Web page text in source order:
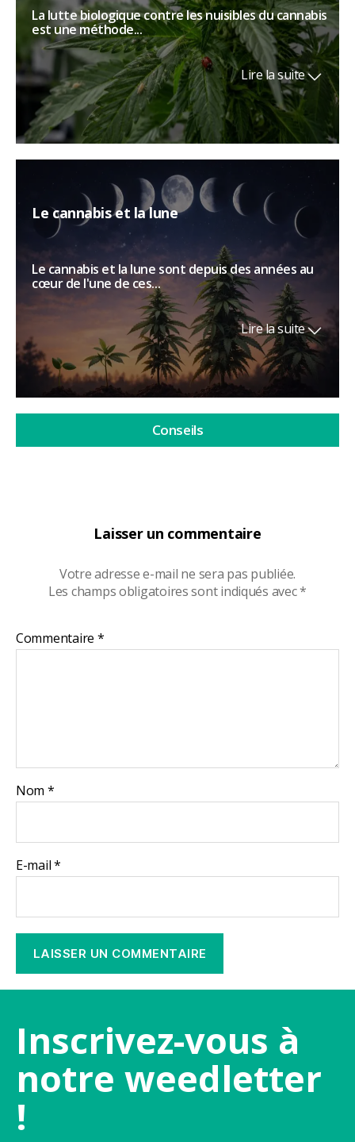
Laisser un commentaire
Votre adresse e-mail ne sera pas publiée.
Les champs obligatoires sont indiqués avec*
Commentaire *
Nom *
E-mail*
La lutte biologique contre les nuisibles du cannabis
est une méthode...
Lire la suite
Le cannabis et la lune
Le cannabis et la lune sont depuis des années au
cœur de l'une de ces...
Lire la suite
Conseils
Inscrivez-vous à
notre weedletter
!